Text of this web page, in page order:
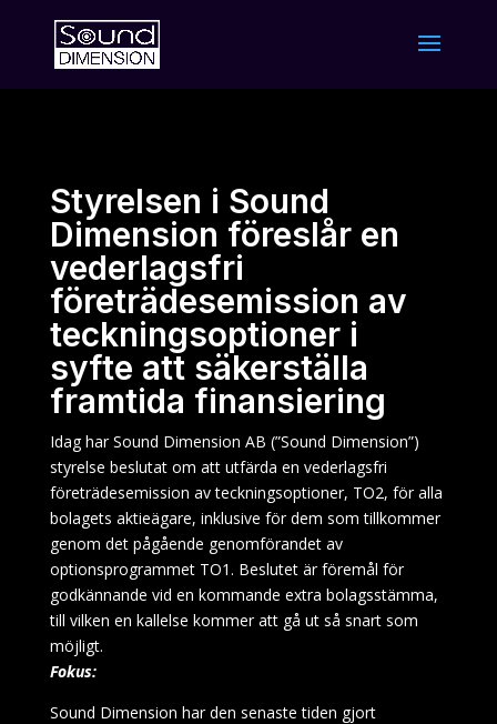
Styrelsen i Sound
Dimension föreslår en
vederlagsfri
företrädesemission av
teckningsoptioner i
syfte att säkerställa
framtida finansiering
Idag har Sound Dimension AB (”Sound Dimension”)
styrelse beslutat om att utfärda en vederlagsfri
företrädesemission av teckningsoptioner, TO2, för alla
bolagets aktieägare, inklusive för dem som tillkommer
genom det pågående genomförandet av
optionsprogrammet TO1. Beslutet är föremål för
godkännande vid en kommande extra bolagsstämma,
till vilken en kallelse kommer att gå ut så snart som
möjligt.
Fokus:
Sound Dimension har den senaste tiden gjort